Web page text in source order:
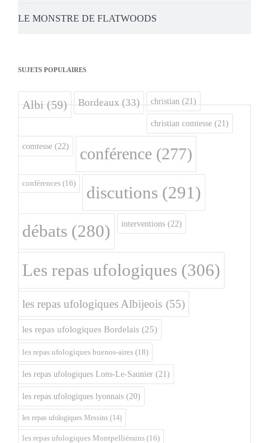
LE MONSTRE DE FLATWOODS
SUJETS POPULAIRES
Albi(59) Bordeaux(33) christian (21)
christian comtesse (21)
comtesse (22) conférence (277)
conférences (16) discutions (291)
débats (280) interventions (22)
Les repas ufologiques (306)
les repas ufologiques Albijeois (55)
les repas ufologiques Bordelais (25)
les repas ufologiques buenos-aires (18)
les repas ufologiques Lons-Le-Saunier (21)
les repas ufologiques lyonnais (20)
les repas ufologiques Messins (14)
les repas ufologiques Montpelliérains (16)